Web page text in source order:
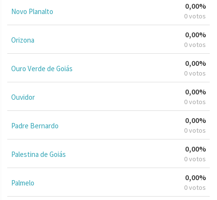
Novo Planalto
0,00%
0 votos
Orizona
0,00%
0 votos
Ouro Verde de Goiás
0,00%
0 votos
Ouvidor
0,00%
0 votos
Padre Bernardo
0,00%
0 votos
Palestina de Goiás
0,00%
0 votos
Palmelo
0,00%
0 votos